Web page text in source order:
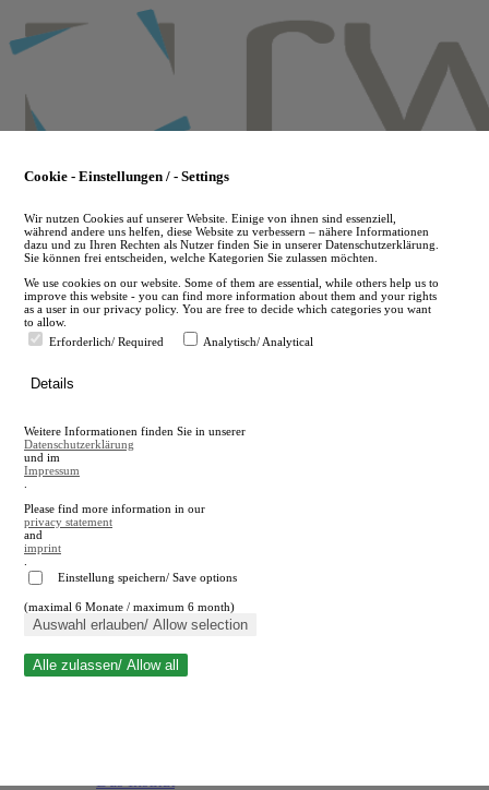
to
main
en
A
A
Suche schließen
Cookie - Einstellungen / - Settings
Wir nutzen Cookies auf unserer Website. Einige von ihnen sind essenziell,
während andere uns helfen, diese Website zu verbessern – nähere Informationen
dazu und zu Ihren Rechten als Nutzer finden Sie in unserer Datenschutzerklärung.
Sie können frei entscheiden, welche Kategorien Sie zulassen möchten.
We use cookies on our website. Some of them are essential, while others help us to
improve this website - you can find more information about them and your rights
as a user in our privacy policy. You are free to decide which categories you want
to allow.
Erforderlich/ Required
Analytisch/ Analytical
Details
Weitere Informationen finden Sie in unserer
Datenschutzerklärung
und im
Impressum
Please find more information in our
privacy statement
and
imprint
Einstellung speichern/ Save options
(maximal 6 Monate / maximum 6 month)
Auswahl erlauben/ Allow selection
Alle zulassen/ Allow all